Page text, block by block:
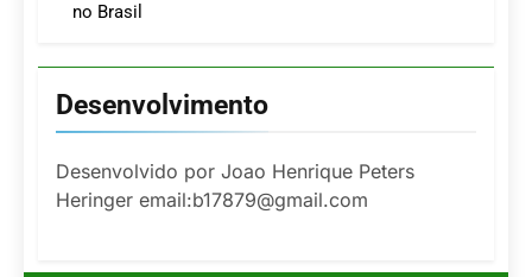
no Brasil
Desenvolvimento
Desenvolvido por Joao Henrique Peters
Heringer email:b17879@gmail.com